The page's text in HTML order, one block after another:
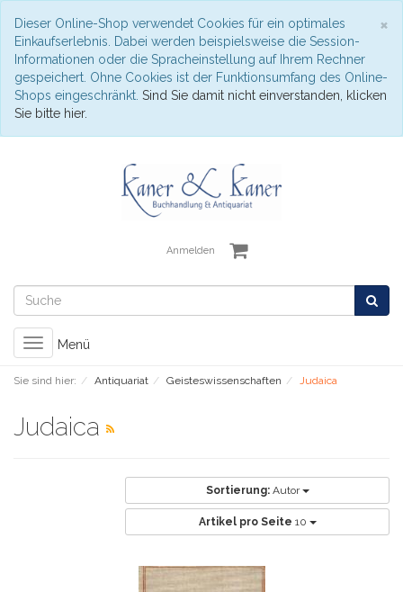
×
Dieser Online-Shop verwendet Cookies für ein optimales
Einkaufserlebnis. Dabei werden beispielsweise die Session-
Informationen oder die Spracheinstellung auf Ihrem Rechner
gespeichert. Ohne Cookies ist der Funktionsumfang des Online-
Shops eingeschränkt. Sind Sie damit nicht einverstanden, klicken
Sie bitte hier.
Anmelden
Toggle
navigation
Menü
Sie sind hier: Antiquariat Geisteswissenschaften Judaica
Judaica
Sortierung: Autor
Artikel pro Seite 10